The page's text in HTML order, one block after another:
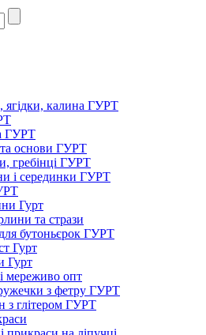
ягідки, калина ГУРТ
ГУРТ
основи ГУРТ
гребінці ГУРТ
і серединки ГУРТ
Гурт
та стрази
бутоньєрок ГУРТ
Гурт
Гурт
мереживо опт
з фетру ГУРТ
з глітером ГУРТ